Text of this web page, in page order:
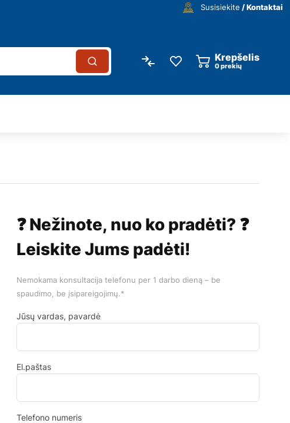
Susisiekite / Kontaktai
Krepšelis
0prekių
❓ Nežinote, nuo ko pradėti? ❓
Leiskite Jums padėti!
Nemokama konsultacija telefonu per 1 darbo dieną – be
spaudimo, be įsipareigojimų.*
Jūsų vardas, pavardė
El.paštas
Telefono numeris